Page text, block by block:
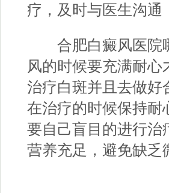
疗，及时与医生沟通
合肥白癜风医院
风的时候要充满耐
治疗白斑并且去做好
在治疗的时候保持耐
要自己盲目的进行治
营养充足，避免缺乏